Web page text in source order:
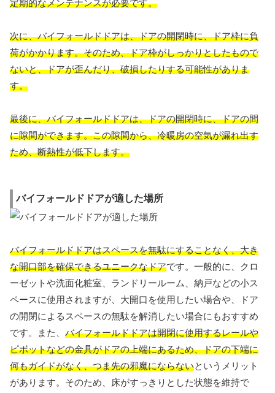
定期的なメンテナンスが必要です。
次に、バイフォールドドアは、ドアの開閉時に、ドア枠に負
荷がかかります。そのため、ドア枠がしっかりとしたもので
ないと、ドアが歪んだり、破損したりする可能性がありま
す。
最後に、バイフォールドドアは、ドアの開閉時に、ドアの間
に隙間ができます。この隙間から、冷暖房の空気が漏れ出す
ため、断熱性が低下します。
バイフォールドドアが適した場所
バイフォールドドアはスペースを無駄にすることなく、大き
な開口部を確保できるユニークなドアです。一般的に、クロ
ーゼットや洗面化粧室、ランドリールーム、納戸などの小ス
ペースに使用されますが、大開口を使用したい場合や、ドア
の開閉によるスペースの無駄を解消したい場合にもおすすめ
です。また、 バイフォールドドアは開閉に使用するレールや
ピボットなどの金具がドアの上端にあるため、ドアの下端に
何もガイドがなく、つま先の邪魔にならないというメリット
があります。そのため、床がすっきりとした状態を維持で